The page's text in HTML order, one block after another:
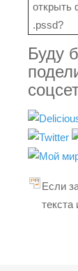
открыть
.pssd?
Буду
Если